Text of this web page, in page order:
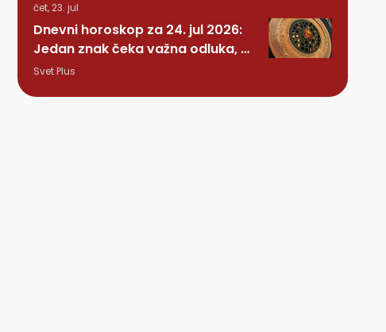
čet, 23. jul
Dnevni horoskop za 24. jul 2026:
Jedan znak čeka važna odluka, a
nekome stiže iznenađenje
Svet Plus